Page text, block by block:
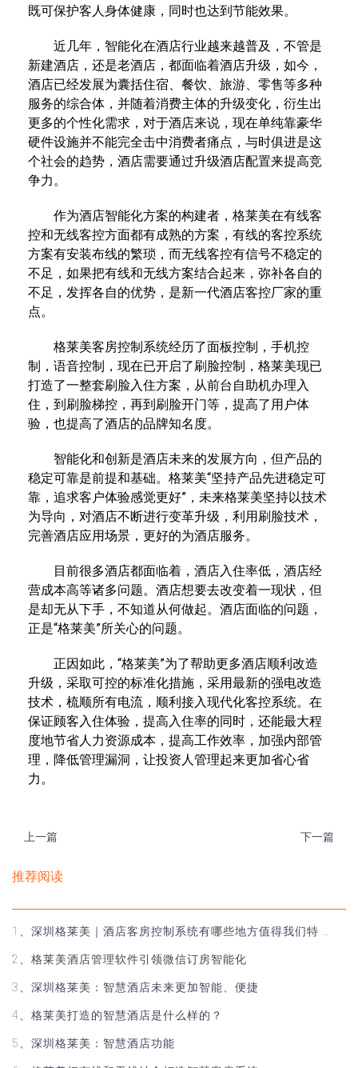
既可保护客人身体健康，同时也达到节能效果。
近几年，智能化在酒店行业越来越普及，不管是
新建酒店，还是老酒店，都面临着酒店升级，如今，
酒店已经发展为囊括住宿、餐饮、旅游、零售等多种
服务的综合体，并随着消费主体的升级变化，衍生出
更多的个性化需求，对于酒店来说，现在单纯靠豪华
硬件设施并不能完全击中消费者痛点，与时俱进是这
个社会的趋势，酒店需要通过升级酒店配置来提高竞
争力。
作为酒店智能化方案的构建者，格莱美在有线客
控和无线客控方面都有成熟的方案，有线的客控系统
方案有安装布线的繁琐，而无线客控有信号不稳定的
不足，如果把有线和无线方案结合起来，弥补各自的
不足，发挥各自的优势，是新一代酒店客控厂家的重
点。
格莱美客房控制系统经历了面板控制，手机控
制，语音控制，现在已开启了刷脸控制，格莱美现已
打造了一整套刷脸入住方案，从前台自助机办理入
住，到刷脸梯控，再到刷脸开门等，提高了用户体
验，也提高了酒店的品牌知名度。
智能化和创新是酒店未来的发展方向，但产品的
稳定可靠是前提和基础。格莱美“坚持产品先进稳定可
靠，追求客户体验感觉更好”，未来格莱美坚持以技术
为导向，对酒店不断进行变革升级，利用刷脸技术，
完善酒店应用场景，更好的为酒店服务。
目前很多酒店都面临着，酒店入住率低，酒店经
营成本高等诸多问题。酒店想要去改变着一现状，但
是却无从下手，不知道从何做起。酒店面临的问题，
正是“格莱美”所关心的问题。
正因如此，“格莱美”为了帮助更多酒店顺利改造
升级，采取可控的标准化措施，采用最新的强电改造
技术，梳顺所有电流，顺利接入现代化客控系统。在
保证顾客入住体验，提高入住率的同时，还能最大程
度地节省人力资源成本，提高工作效率，加强内部管
理，降低管理漏洞，让投资人管理起来更加省心省
力。
上一篇 下一篇
推荐阅读
1、深圳格莱美｜酒店客房控制系统有哪些地方值得我们特 …
2、格莱美酒店管理软件引领微信订房智能化
3、深圳格莱美：智慧酒店未来更加智能、便捷
4、格莱美打造的智慧酒店是什么样的？
5、深圳格莱美：智慧酒店功能